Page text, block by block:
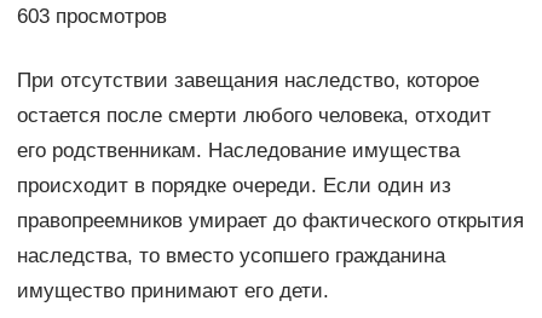
603 просмотров
При отсутствии завещания наследство, которое
остается после смерти любого человека, отходит
его родственникам. Наследование имущества
происходит в порядке очереди. Если один из
правопреемников умирает до фактического открытия
наследства, то вместо усопшего гражданина
имущество принимают его дети.